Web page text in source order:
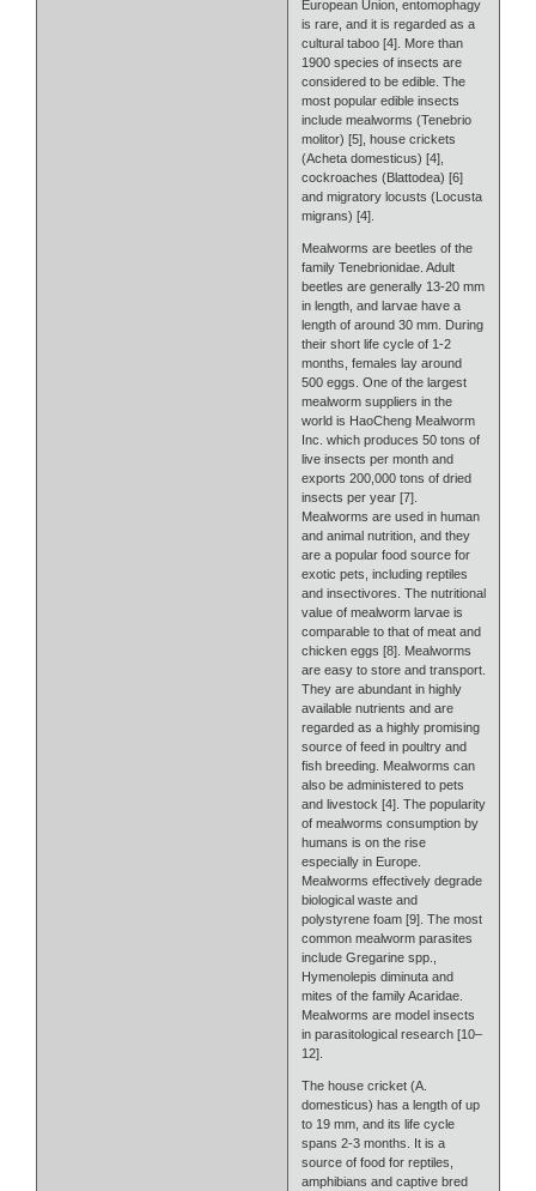
European Union, entomophagy
is rare, and it is regarded as a
cultural taboo [4]. More than
1900 species of insects are
considered to be edible. The
most popular edible insects
include mealworms (Tenebrio
molitor) [5], house crickets
(Acheta domesticus) [4],
cockroaches (Blattodea) [6]
and migratory locusts (Locusta
migrans) [4].
Mealworms are beetles of the
family Tenebrionidae. Adult
beetles are generally 13-20 mm
in length, and larvae have a
length of around 30 mm. During
their short life cycle of 1-2
months, females lay around
500 eggs. One of the largest
mealworm suppliers in the
world is HaoCheng Mealworm
Inc. which produces 50 tons of
live insects per month and
exports 200,000 tons of dried
insects per year [7].
Mealworms are used in human
and animal nutrition, and they
are a popular food source for
exotic pets, including reptiles
and insectivores. The nutritional
value of mealworm larvae is
comparable to that of meat and
chicken eggs [8]. Mealworms
are easy to store and transport.
They are abundant in highly
available nutrients and are
regarded as a highly promising
source of feed in poultry and
fish breeding. Mealworms can
also be administered to pets
and livestock [4]. The popularity
of mealworms consumption by
humans is on the rise
especially in Europe.
Mealworms effectively degrade
biological waste and
polystyrene foam [9]. The most
common mealworm parasites
include Gregarine spp.,
Hymenolepis diminuta and
mites of the family Acaridae.
Mealworms are model insects
in parasitological research [10–
12].
The house cricket (A.
domesticus) has a length of up
to 19 mm, and its life cycle
spans 2-3 months. It is a
source of food for reptiles,
amphibians and captive bred